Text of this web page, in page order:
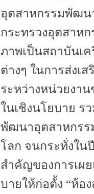
อุตสาหกรรมพัฒ
กระทรวงอุตสาห
ภาพเป็นสถาบันเ
ต่างๆ ในการส่งเ
ระหว่างหน่วยงา
ในเชิงนโยบาย ร
พัฒนาอุตสาหกรร
โลก จนกระทั่งใน
สำคัญของการเผ
บายให้ก่อตั้ง “ห้อ